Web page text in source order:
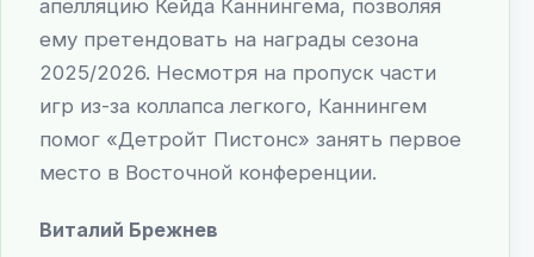
апелляцию Кейда Каннингема, позволяя
ему претендовать на награды сезона
2025/2026. Несмотря на пропуск части
игр из-за коллапса легкого, Каннингем
помог «Детройт Пистонс» занять первое
место в Восточной конференции.
Виталий Брежнев